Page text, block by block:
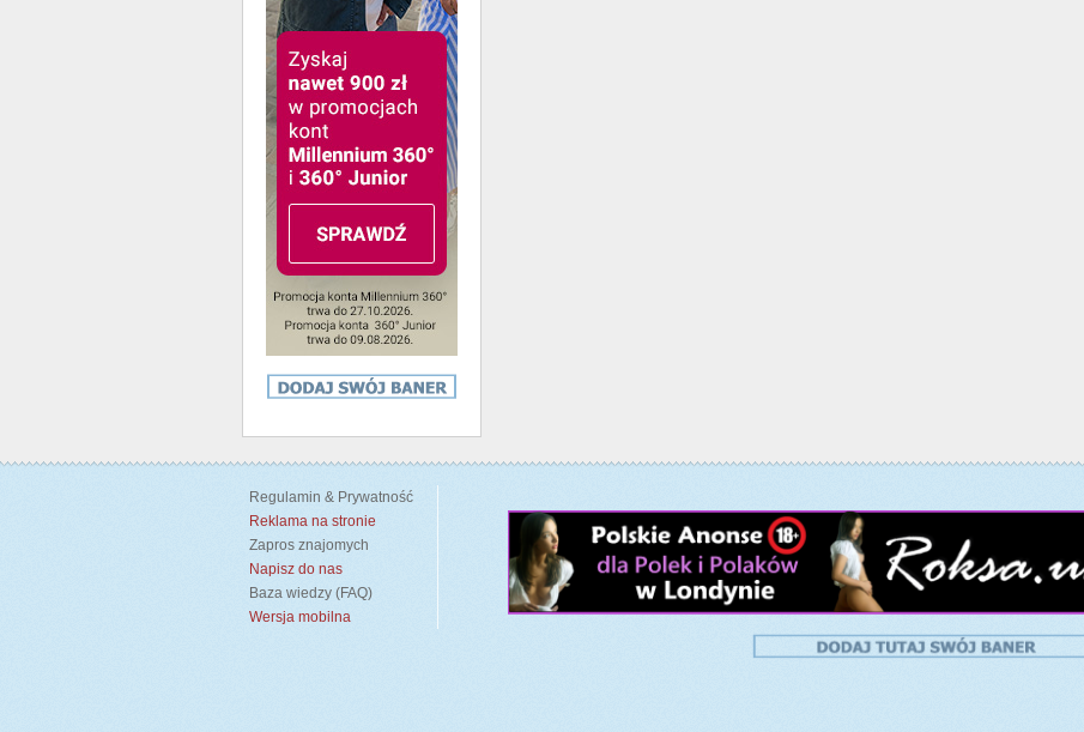
Regulamin & Prywatność
Reklama na stronie
Zapros znajomych
Napisz do nas
Baza wiedzy (FAQ)
Wersja mobilna